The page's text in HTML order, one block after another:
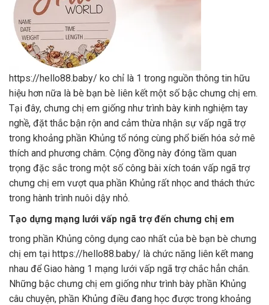
https://hello88.baby/ ko chỉ là 1 trong nguồn thông tin hữu
hiệu hơn nữa là bè bạn bè liên kết một số bậc chưng chị em.
Tại đây, chưng chị em giống như trình bày kinh nghiệm tay
nghề, đặt thắc bận rộn and cảm thừa nhận sự vấp ngã trợ
trong khoảng phần Khủng tổ nóng cùng phổ biến hóa sở mê
thích and phương châm. Cộng đồng này đóng tầm quan
trọng đặc sắc trong một số công bài xích toán vấp ngã trợ
chưng chị em vượt qua phần Khủng rất nhọc and thách thức
trong hành trình nuôi dậy nhỏ.
Tạo dựng mạng lưới vấp ngã trợ đến chưng chị em
trong phần Khủng công dụng cao nhất của bè bạn bè chưng
chị em tại https://hello88.baby/ là chức năng liên kết mang
nhau để Giao hàng 1 mạng lưới vấp ngã trợ chắc hẳn chắn.
Những bậc chưng chị em giống như trình bày phần Khủng
câu chuyện, phần Khủng điều đang học được trong khoảng